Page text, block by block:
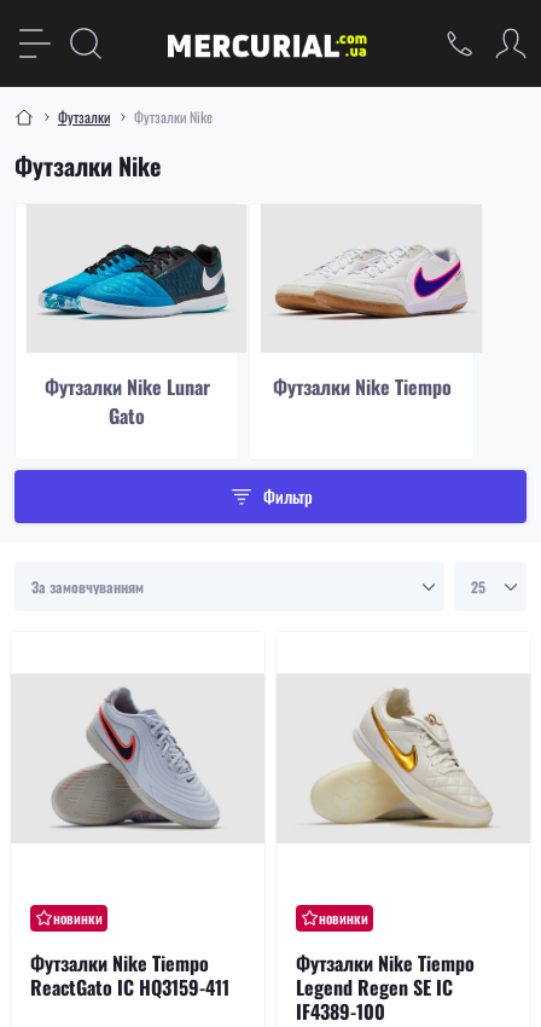
Футзалки Футзалки Nike
Футзалки Nike
Футзалки Nike Lunar
Gato
Футзалки Nike Tiempo
Фильтр
новинки
Футзалки Nike Tiempo
ReactGato IC HQ3159-411
новинки
Футзалки Nike Tiempo
Legend Regen SE IC
IF4389-100